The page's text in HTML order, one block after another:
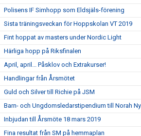
Polisens IF Simhopp som Eldsjäls-förening
Sista träningsveckan för Hoppskolan VT 2019
Fint hoppat av masters under Nordic Light
Härliga hopp på Riksfinalen
April, april... Påsklov och Extrakurser!
Handlingar från Årsmötet
Guld och Silver till Richie på JSM
Barn- och Ungdomsledarstipendium till Norah
Inbjudan till Årsmöte 18 mars 2019
Fina resultat från SM på hemmaplan